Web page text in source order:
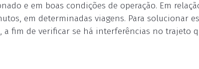
e em boas condições de operação. Em
em determinadas viagens. Para solucionar
a fim de verificar se há interferências no trajeto